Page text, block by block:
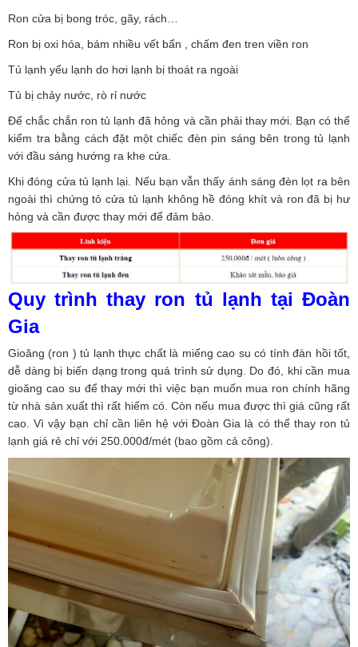
Ron cửa bị bong tróc, gãy, rách…
Ron bị oxi hóa, bám nhiều vết bẩn , chấm đen tren viền ron
Tủ lạnh yếu lạnh do hơi lạnh bị thoát ra ngoài
Tủ bị chảy nước, rò rỉ nước
Để chắc chắn ron tủ lạnh đã hỏng và cần phải thay mới. Bạn có thể
kiểm tra bằng cách đặt một chiếc đèn pin sáng bên trong tủ lạnh
với đầu sáng hướng ra khe cửa.
Khi đóng cửa tủ lạnh lại. Nếu bạn vẫn thấy ánh sáng đèn lọt ra bên
ngoài thì chứng tỏ cửa tủ lạnh không hề đóng khít và ron đã bị hư
hỏng và cần được thay mới để đảm bảo.
Quy trình thay ron tủ lạnh tại Đoàn
Gia
Gioăng (ron ) tủ lạnh thực chất là miếng cao su có tính đàn hồi tốt,
dễ dàng bị biến dạng trong quá trình sử dụng. Do đó, khi cần mua
gioăng cao su để thay mới thì việc bạn muốn mua ron chính hãng
từ nhà sản xuất thì rất hiếm có. Còn nếu mua được thì giá cũng rất
cao. Vì vậy bạn chỉ cần liên hệ với Đoàn Gia là có thể thay ron tủ
lạnh giá rẻ chỉ với 250.000đ/mét (bao gồm cả công).